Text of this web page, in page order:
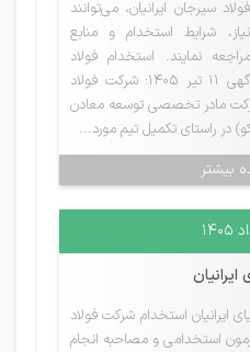
سیرجان ایرانیان، می‌توانند
شرایط استخدام و منابع
نمایند. استخدام فولاد
سیرجان ایرانیان - تیر 1405 آگهی 11 تیر 1405: شرکت فولاد
مادر تخصصی توسعه معادن
در راستای تکمیل تیم مورد...
بیشتر
ایرانیان استخدام شرکت فولاد
آزمون استخدامی و مصاحبه انجام